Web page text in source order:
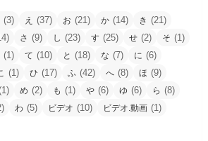
(3) え (37) お (21) か (14) き (21)
さ (9) し (23) す (25) せ (2) そ (1)
(1) て (10) と (18) な (7) に (6)
(1) ひ (17) ふ (42) へ (8) ほ (9)
め (2) も (1) や (6) ゆ (6) ら (8)
わ (5) ビデオ (10) ビデオ.動画 (1)